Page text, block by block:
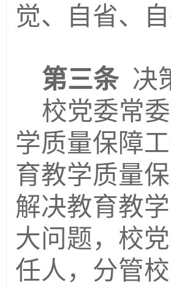
觉、自省、
第三条 决
校党委常
学质量保障
育教学质量
解决教育教
大问题， 校
任人，分管